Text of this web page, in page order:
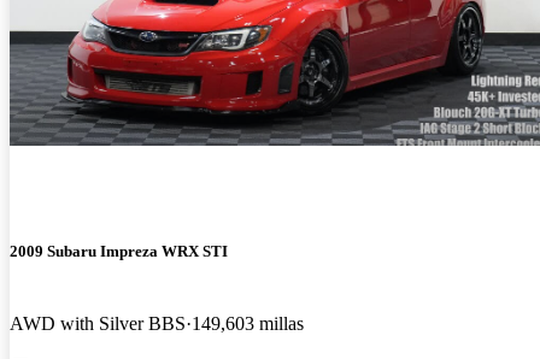
2009 Subaru Impreza WRX STI
AWD with Silver BBS 149,603 millas